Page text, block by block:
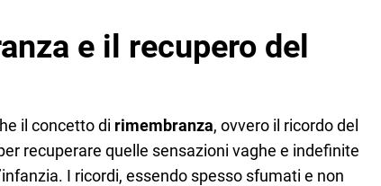
e il recupero del
il concetto di rimembranza, ovvero il ricordo del
recuperare quelle sensazioni vaghe e indefinite
I ricordi, essendo spesso sfumati e non